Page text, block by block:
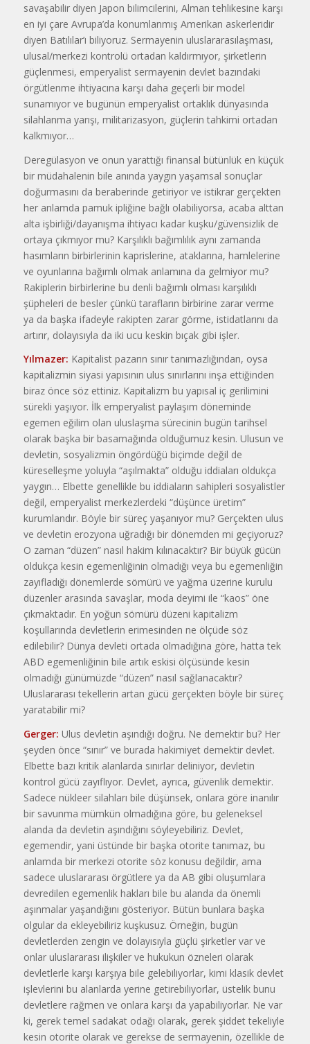
savaşabilir diyen Japon bilimcilerini, Alman tehlikesine karşı
en iyi çare Avrupa’da konumlanmış Amerikan askerleridir
diyen Batılılar’ı biliyoruz. Sermayenin uluslararasılaşması,
ulusal/merkezi kontrolü ortadan kaldırmıyor, şirketlerin
güçlenmesi, emperyalist sermayenin devlet bazındaki
örgütlenme ihtiyacına karşı daha geçerli bir model
sunamıyor ve bugünün emperyalist ortaklık dünyasında
silahlanma yarışı, militarizasyon, güçlerin tahkimi ortadan
kalkmıyor…
Deregülasyon ve onun yarattığı finansal bütünlük en küçük
bir müdahalenin bile anında yaygın yaşamsal sonuçlar
doğurmasını da beraberinde getiriyor ve istikrar gerçekten
her anlamda pamuk ipliğine bağlı olabiliyorsa, acaba alttan
alta işbirliği/dayanışma ihtiyacı kadar kuşku/güvensizlik de
ortaya çıkmıyor mu? Karşılıklı bağımlılık aynı zamanda
hasımların birbirlerinin kaprislerine, ataklarına, hamlelerine
ve oyunlarına bağımlı olmak anlamına da gelmiyor mu?
Rakiplerin birbirlerine bu denli bağımlı olması karşılıklı
şüpheleri de besler çünkü tarafların birbirine zarar verme
ya da başka ifadeyle rakipten zarar görme, istidatlarını da
artırır, dolayısıyla da iki ucu keskin bıçak gibi işler.
Yılmazer: Kapitalist pazarın sınır tanımazlığından, oysa
kapitalizmin siyasi yapısının ulus sınırlarını inşa ettiğinden
biraz önce söz ettiniz. Kapitalizm bu yapısal iç gerilimini
sürekli yaşıyor. İlk emperyalist paylaşım döneminde
egemen eğilim olan uluslaşma sürecinin bugün tarihsel
olarak başka bir basamağında olduğumuz kesin. Ulusun ve
devletin, sosyalizmin öngördüğü biçimde değil de
küreselleşme yoluyla “aşılmakta” olduğu iddiaları oldukça
yaygın… Elbette genellikle bu iddiaların sahipleri sosyalistler
değil, emperyalist merkezlerdeki “düşünce üretim”
kurumlandır. Böyle bir süreç yaşanıyor mu? Gerçekten ulus
ve devletin erozyona uğradığı bir dönemden mi geçiyoruz?
O zaman “düzen” nasıl hakim kılınacaktır? Bir büyük gücün
oldukça kesin egemenliğinin olmadığı veya bu egemenliğin
zayıfladığı dönemlerde sömürü ve yağma üzerine kurulu
düzenler arasında savaşlar, moda deyimi ile “kaos” öne
çıkmaktadır. En yoğun sömürü düzeni kapitalizm
koşullarında devletlerin erimesinden ne ölçüde söz
edilebilir? Dünya devleti ortada olmadığına göre, hatta tek
ABD egemenliğinin bile artık eskisi ölçüsünde kesin
olmadığı günümüzde “düzen” nasıl sağlanacaktır?
Uluslararası tekellerin artan gücü gerçekten böyle bir süreç
yaratabilir mi?
Gerger: Ulus devletin aşındığı doğru. Ne demektir bu? Her
şeyden önce “sınır” ve burada hakimiyet demektir devlet.
Elbette bazı kritik alanlarda sınırlar deliniyor, devletin
kontrol gücü zayıflıyor. Devlet, ayrıca, güvenlik demektir.
Sadece nükleer silahları bile düşünsek, onlara göre inanılır
bir savunma mümkün olmadığına göre, bu geleneksel
alanda da devletin aşındığını söyleyebiliriz. Devlet,
egemendir, yani üstünde bir başka otorite tanımaz, bu
anlamda bir merkezi otorite söz konusu değildir, ama
sadece uluslararası örgütlere ya da AB gibi oluşumlara
devredilen egemenlik hakları bile bu alanda da önemli
aşınmalar yaşandığını gösteriyor. Bütün bunlara başka
olgular da ekleyebiliriz kuşkusuz. Örneğin, bugün
devletlerden zengin ve dolayısıyla güçlü şirketler var ve
onlar uluslararası ilişkiler ve hukukun özneleri olarak
devletlerle karşı karşıya bile gelebiliyorlar, kimi klasik devlet
işlevlerini bu alanlarda yerine getirebiliyorlar, üstelik bunu
devletlere rağmen ve onlara karşı da yapabiliyorlar. Ne var
ki, gerek temel sadakat odağı olarak, gerek şiddet tekeliyle
kesin otorite olarak ve gerekse de sermayenin, özellikle de